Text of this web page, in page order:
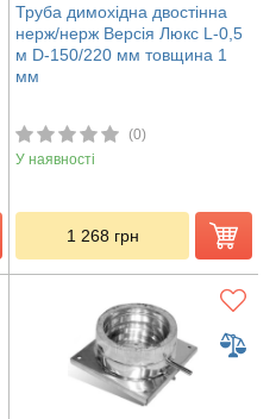
Труба димохідна двостінна
нерж/нерж Версія Люкс L-0,5
м D-150/220 мм товщина 1
мм
(0)
У наявності
1 268 грн